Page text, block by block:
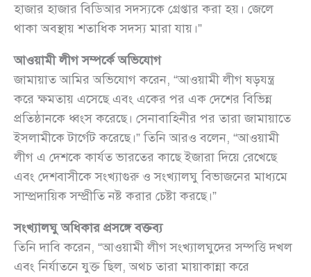
হাজার হাজার বিডিআর সদস্যকে গ্রেপ্তার করা হয়। জেলে
থাকা অবস্থায় শতাধিক সদস্য মারা যায়।”
আওয়ামী লীগ সম্পর্কে অভিযোগ
জামায়াত আমির অভিযোগ করেন, “আওয়ামী লীগ ষড়যন্ত্র
করে ক্ষমতায় এসেছে এবং একের পর এক দেশের বিভিন্ন
প্রতিষ্ঠানকে ধ্বংস করেছে। সেনাবাহিনীর পর তারা জামায়াতে
ইসলামীকে টার্গেট করেছে।” তিনি আরও বলেন, “আওয়ামী
লীগ এ দেশকে কার্যত ভারতের কাছে ইজারা দিয়ে রেখেছে
এবং দেশবাসীকে সংখ্যাগুরু ও সংখ্যালঘু বিভাজনের মাধ্যমে
সাম্প্রদায়িক সম্প্রীতি নষ্ট করার চেষ্টা করছে।”
সংখ্যালঘু অধিকার প্রসঙ্গে বক্তব্য
তিনি দাবি করেন, “আওয়ামী লীগ সংখ্যালঘুদের সম্পত্তি দখল
এবং নির্যাতনে যুক্ত ছিল, অথচ তারা মায়াকান্না করে